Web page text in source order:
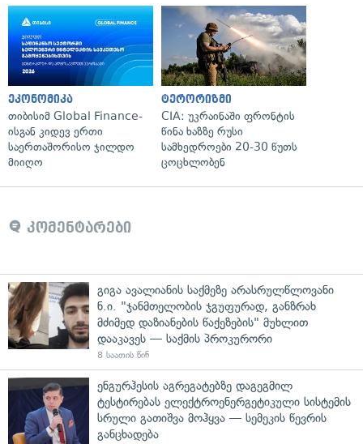
ეკონომიკა
თიბისიმ Global Finance-
ისგან კიდევ ერთი
საერთაშორისო ჯილდო
მიიღო
ტერორიზმი
CIA: უკრაინაში ფრონტის
წინა ხაზზე რუსი
სამხედროები 20-30 წუთს
ცოცხლობენ
კომენტარები
გიგა ავალიანის საქმეზე არასრულწლოვანი
ნ.ი. "ჯანმთელობის ჯგუფურად, განზრახ
მძიმედ დაზიანების წაქეზების" მუხლით
დააკავეს — საქმის პროკურორი
8 საათის წინ
ენგურჰესის აგრეგატებზე დაგეგმილ
ტესტირებას ელექტროენერგეტიკული სისტემის
სრული გათიშვა მოჰყვა — სემეკის წევრის
განცხადება